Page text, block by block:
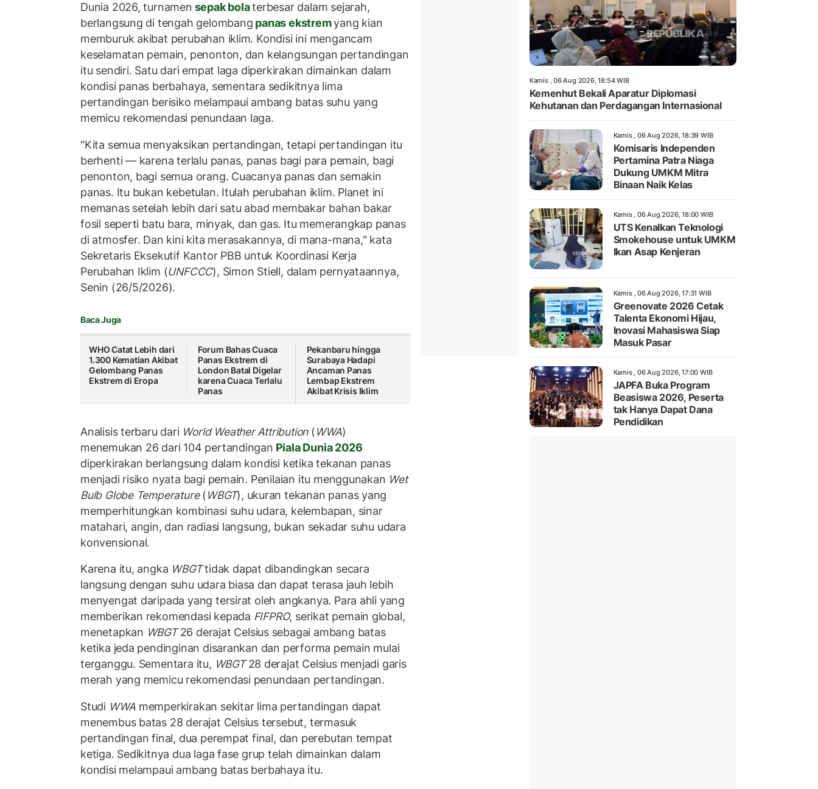
Dunia 2026, turnamen sepak bolaterbesar dalam sejarah,
berlangsung di tengah gelombang panas ekstremyang kian
memburuk akibat perubahan iklim. Kondisi ini mengancam
keselamatan pemain, penonton, dan kelangsungan pertandingan
itu sendiri. Satu dari empat laga diperkirakan dimainkan dalam
kondisi panas berbahaya, sementara sedikitnya lima
pertandingan berisiko melampaui ambang batas suhu yang
memicu rekomendasi penundaan laga.
"Kita semua menyaksikan pertandingan, tetapi pertandingan itu
berhenti — karena terlalu panas, panas bagi para pemain, bagi
penonton, bagi semua orang. Cuacanya panas dan semakin
panas. Itu bukan kebetulan. Itulah perubahan iklim. Planet ini
memanas setelah lebih dari satu abad membakar bahan bakar
fosil seperti batu bara, minyak, dan gas. Itu memerangkap panas
di atmosfer. Dan kini kita merasakannya, di mana-mana," kata
Sekretaris Eksekutif Kantor PBB untuk Koordinasi Kerja
Perubahan Iklim (UNFCCC), Simon Stiell, dalam pernyataannya,
Senin (26/5/2026).
Baca Juga
WHO Catat Lebih dari
1.300 Kematian Akibat
Gelombang Panas
Ekstrem di Eropa
Forum Bahas Cuaca
Panas Ekstrem di
London Batal Digelar
karena Cuaca Terlalu
Panas
Pekanbaru hingga
Surabaya Hadapi
Ancaman Panas
Lembap Ekstrem
Akibat Krisis Iklim
Analisis terbaru dari World Weather Attribution(WWA)
menemukan 26 dari 104 pertandingan Piala Dunia 2026
diperkirakan berlangsung dalam kondisi ketika tekanan panas
menjadi risiko nyata bagi pemain. Penilaian itu menggunakan Wet
Bulb Globe Temperature(WBGT), ukuran tekanan panas yang
memperhitungkan kombinasi suhu udara, kelembapan, sinar
matahari, angin, dan radiasi langsung, bukan sekadar suhu udara
konvensional.
Karena itu, angka WBGTtidak dapat dibandingkan secara
langsung dengan suhu udara biasa dan dapat terasa jauh lebih
menyengat daripada yang tersirat oleh angkanya. Para ahli yang
memberikan rekomendasi kepada FIFPRO, serikat pemain global,
menetapkan WBGT26 derajat Celsius sebagai ambang batas
ketika jeda pendinginan disarankan dan performa pemain mulai
terganggu. Sementara itu, WBGT28 derajat Celsius menjadi garis
merah yang memicu rekomendasi penundaan pertandingan.
Studi WWA memperkirakan sekitar lima pertandingan dapat
menembus batas 28 derajat Celsius tersebut, termasuk
pertandingan final, dua perempat final, dan perebutan tempat
ketiga. Sedikitnya dua laga fase grup telah dimainkan dalam
kondisi melampaui ambang batas berbahaya itu.
Kamis , 06 Aug 2026, 18:54 WIB
Kemenhut Bekali Aparatur Diplomasi
Kehutanan dan Perdagangan Internasional
Kamis , 06 Aug 2026, 18:39 WIB
Komisaris Independen
Pertamina Patra Niaga
Dukung UMKM Mitra
Binaan Naik Kelas
Kamis , 06 Aug 2026, 18:00 WIB
UTS Kenalkan Teknologi
Smokehouse untuk UMKM
Ikan Asap Kenjeran
Kamis , 06 Aug 2026, 17:31 WIB
Greenovate 2026 Cetak
Talenta Ekonomi Hijau,
Inovasi Mahasiswa Siap
Masuk Pasar
Kamis , 06 Aug 2026, 17:00 WIB
JAPFA Buka Program
Beasiswa 2026, Peserta
tak Hanya Dapat Dana
Pendidikan